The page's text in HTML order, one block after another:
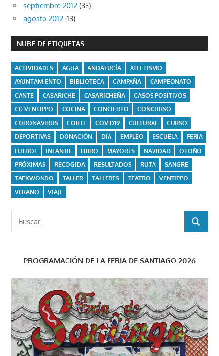
septiembre 2012 (33)
agosto 2012 (13)
NUBE DE ETIQUETAS
ACTIVIDADES AGUA ANDALUCÍA
ATLETISMO
AYUNTAMIENTO
BIBLIOTECA CAMPAÑA
CAMPEONATO
CANTE
CASARICHE CASARICHEÑA
CASOS POSITIVOS
CD VENTIPPO
COCINA CONCIERTO
CONCURSO
CORONAVIRUS
CORTE COVID19 CULTURAL
CURSO
DEPORTIVAS
DONACIÓN DÍA EMPLEO ESCUELA
FERIA
FUTBOL
INFANTIL LIBRO MAYORES NAVIDAD
OTOÑO
PRÓXIMAS
RECOGIDA RESULTADOS RUTA
SANGRE
TAEKWONDO
TALLER TALLERES TEATRO
VENTIPPO
VERANO
VIAJE
Buscar:
BUSCAR
PROGRAMACIÓN DE LA FERIA DE SANTIAGO 2026